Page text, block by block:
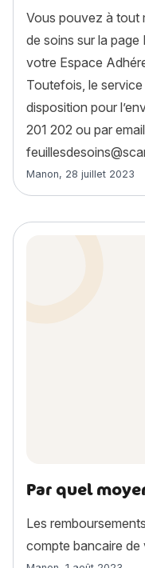
Vous pouvez à tout
de soins sur la
votre Espace
Toutefois, le
disposition pour
201 202 ou par
Article rédigé par
Manon, 28 juillet 2023
Par quel
Les
compte bancaire de
Article rédigé par